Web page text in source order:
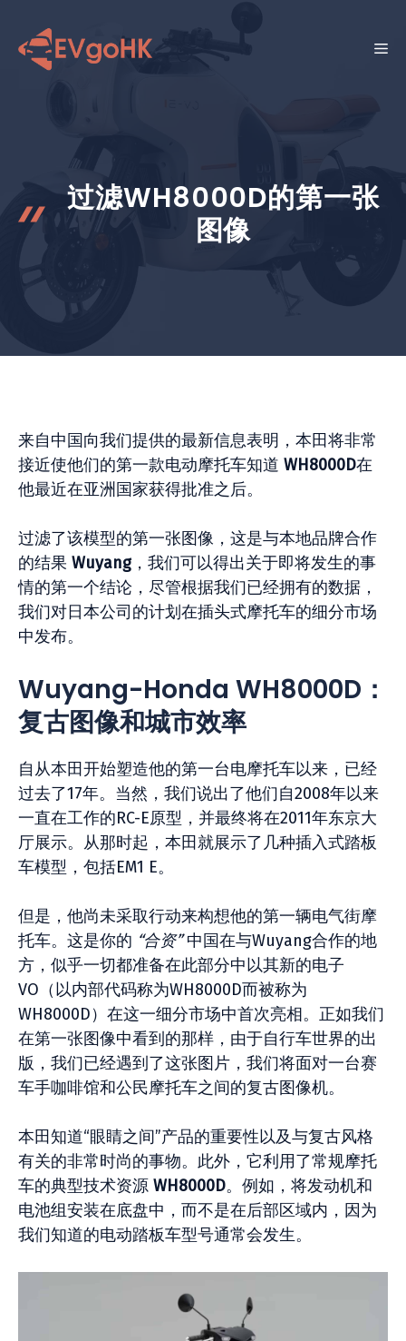
菜
过滤WH8000D的第一张
图像
来自中国向我们提供的最新信息表明，本田将非常
接近使他们的第一款电动摩托车知道 WH8000D在
他最近在亚洲国家获得批准之后。
过滤了该模型的第一张图像，这是与本地品牌合作
的结果 Wuyang，我们可以得出关于即将发生的事
情的第一个结论，尽管根据我们已经拥有的数据，
我们对日本公司的计划在插头式摩托车的细分市场
中发布。
Wuyang-Honda WH8000D：
复古图像和城市效率
自从本田开始塑造他的第一台电摩托车以来，已经
过去了17年。当然，我们说出了他们自2008年以来
一直在工作的RC-E原型，并最终将在2011年东京大
厅展示。从那时起，本田就展示了几种插入式踏板
车模型，包括EM1 E。
但是，他尚未采取行动来构想他的第一辆电气街摩
托车。这是你的 “合资”中国在与Wuyang合作的地
方，似乎一切都准备在此部分中以其新的电子
VO（以内部代码称为WH8000D而被称为
WH8000D）在这一细分市场中首次亮相。正如我们
在第一张图像中看到的那样，由于自行车世界的出
版，我们已经遇到了这张图片，我们将面对一台赛
车手咖啡馆和公民摩托车之间的复古图像机。
本田知道“眼睛之间”产品的重要性以及与复古风格
有关的非常时尚的事物。此外，它利用了常规摩托
车的典型技术资源 WH8000D。例如，将发动机和
电池组安装在底盘中，而不是在后部区域内，因为
我们知道的电动踏板车型号通常会发生。